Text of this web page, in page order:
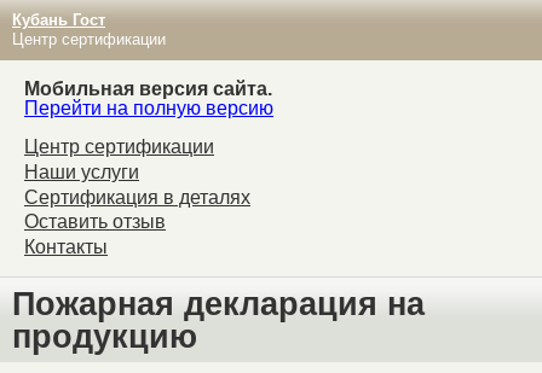
Кубань Гост
Центр сертификации
Мобильная версия сайта.
Перейти на полную версию
Центр сертификации
Наши услуги
Сертификация в деталях
Оставить отзыв
Контакты
Пожарная декларация на
продукцию